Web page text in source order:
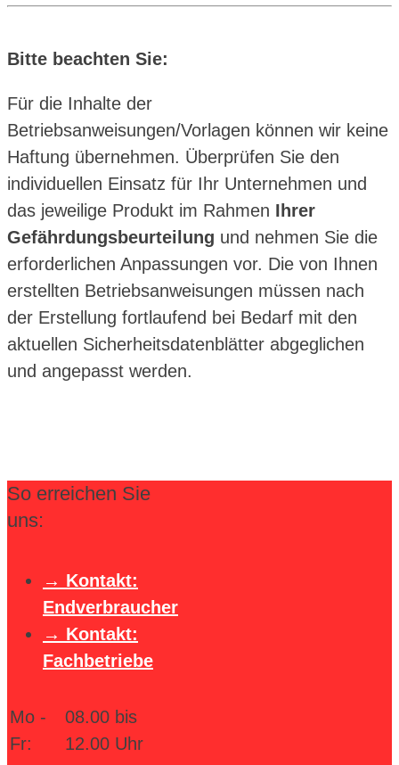
Bitte beachten Sie:
Für die Inhalte der
Betriebsanweisungen/Vorlagen können wir keine
Haftung übernehmen. Überprüfen Sie den
individuellen Einsatz für Ihr Unternehmen und
das jeweilige Produkt im Rahmen Ihrer
Gefährdungsbeurteilung und nehmen Sie die
erforderlichen Anpassungen vor. Die von Ihnen
erstellten Betriebsanweisungen müssen nach
der Erstellung fortlaufend bei Bedarf mit den
aktuellen Sicherheitsdatenblätter abgeglichen
und angepasst werden.
So erreichen Sie
uns:
Kontakt:
Endverbraucher
Kontakt:
Fachbetriebe
Mo -
Fr:
08.00 bis
12.00 Uhr